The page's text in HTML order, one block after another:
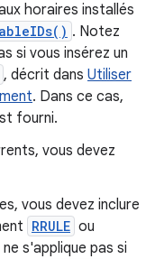
horaires installés
. Notez
si vous insérez un
, décrit dans Utiliser
. Dans ce cas,
fourni.
vous devez
vous devez inclure
RRULE ou
s'applique pas si